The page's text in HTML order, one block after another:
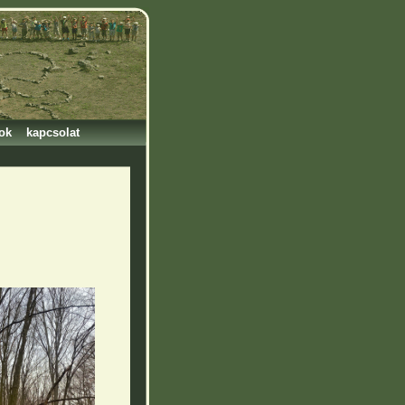
kapcsolat